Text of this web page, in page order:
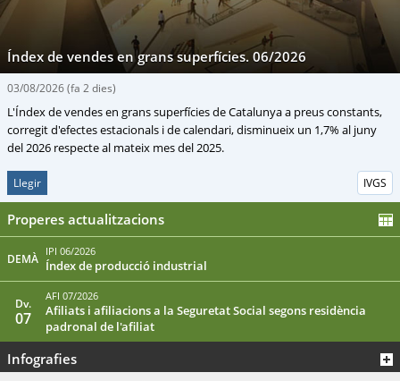
Índex de vendes en grans superfícies. 06/2026
03/08/2026(fa 2 dies)
L'Índex de vendes en grans superfícies de Catalunya a preus constants,
corregit d'efectes estacionals i de calendari, disminueix un 1,7% al juny
del 2026 respecte al mateix mes del 2025.
Llegir IVGS
Properes actualitzacions
DEMÀ
IPI 06/2026
Índex de producció industrial
Dv.
07
AFI 07/2026
Afiliats i afiliacions a la Seguretat Social segons residència
padronal de l'afiliat
Infografies